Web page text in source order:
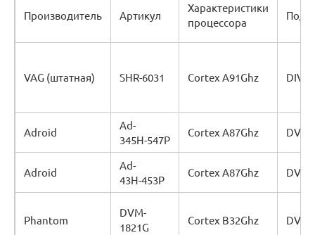
Производитель Артикул
Характеристики
процессора
VAG (штатная) SHR-6031 Cortex A91Ghz
Adroid
Ad-
345Н-547Р
Cortex A87Ghz DVD/
Adroid
Ad-
43Н-453Р
Cortex A87Ghz DVD/
Phantom
DVM-
1821G
Cortex В32Ghz DVD/